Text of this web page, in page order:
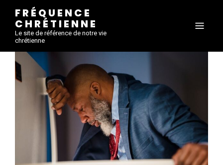
FRÉQUENCE
CHRÉTIENNE
Le site de référence de notre vie
chrétienne